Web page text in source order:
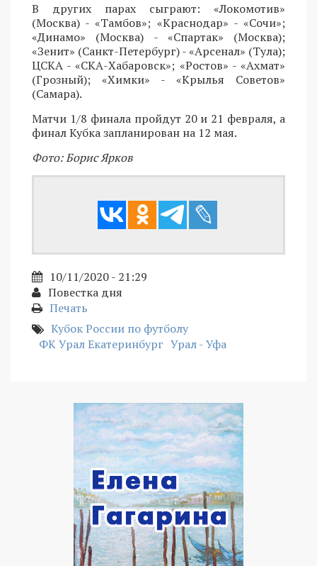
В других парах сыграют: «Локомотив»
(Москва) - «Тамбов»; «Краснодар» - «Сочи»;
«Динамо» (Москва) - «Спартак» (Москва);
«Зенит» (Санкт-Петербург) - «Арсенал» (Тула);
ЦСКА - «СКА-Хабаровск»; «Ростов» - «Ахмат»
(Грозный); «Химки» - «Крылья Советов»
(Самара).
Матчи 1/8 финала пройдут 20 и 21 февраля, а
финал Кубка запланирован на 12 мая.
Фото: Борис Ярков
10/11/2020 - 21:29
Повестка дня
Печать
Кубок России по футболу
ФК Урал Екатеринбург Урал - Уфа